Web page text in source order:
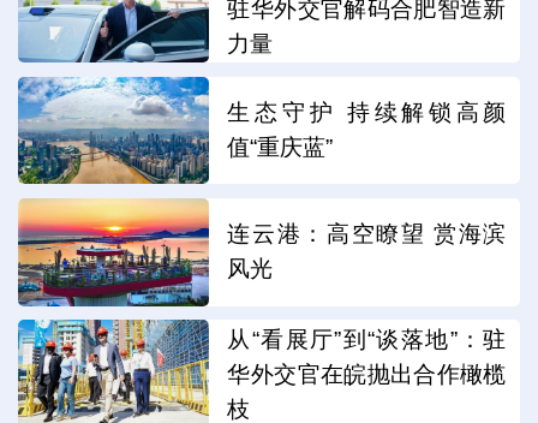
驻华外交官解码合肥智造新
力量
生态守护 持续解锁高颜
值“重庆蓝”
连云港：高空瞭望 赏海滨
风光
从“看展厅”到“谈落地”：驻
华外交官在皖抛出合作橄榄
枝